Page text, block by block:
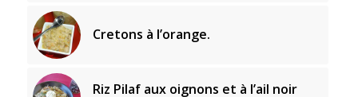
Cretons à l’orange.
Riz Pilaf aux oignons et à l’ail noir